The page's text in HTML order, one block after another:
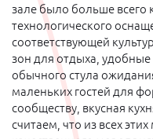
зале было больше всего
технологического
соответствующей
зон для отдыха, удобные
обычного стула
маленьких гостей для
сообществу, вкусная
считаем, что из всех